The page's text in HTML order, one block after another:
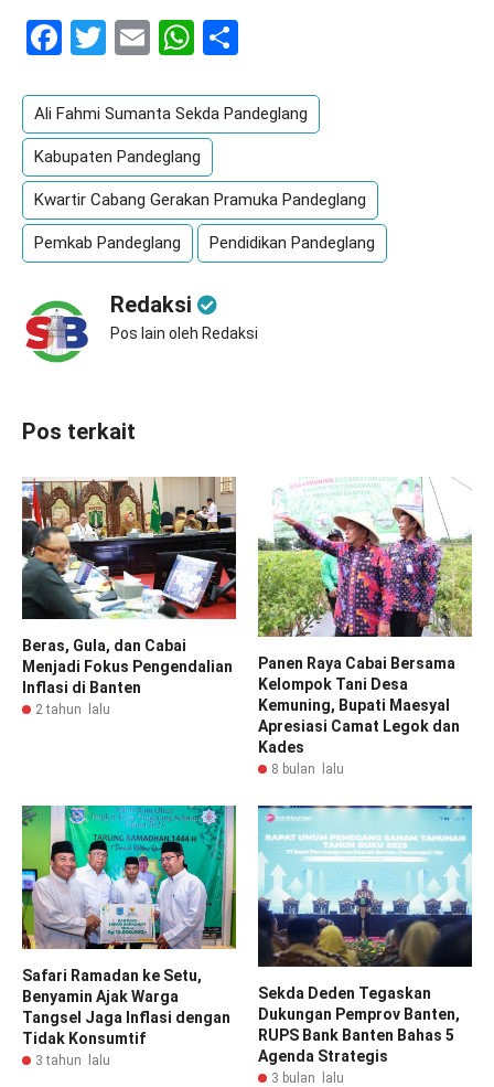
Facebook
Twitter
EmailWhatsApp
Ali Fahmi Sumanta Sekda Pandeglang
Kabupaten Pandeglang
Kwartir Cabang Gerakan Pramuka Pandeglang
Pemkab Pandeglang Pendidikan Pandeglang
Redaksi
Pos lain oleh Redaksi
Pos terkait
Beras, Gula, dan Cabai
Menjadi Fokus Pengendalian
Inflasi di Banten
2 tahun lalu
Panen Raya Cabai Bersama
Kelompok Tani Desa
Kemuning, Bupati Maesyal
Apresiasi Camat Legok dan
Kades
8 bulan lalu
Safari Ramadan ke Setu,
Benyamin Ajak Warga
Tangsel Jaga Inflasi dengan
Tidak Konsumtif
3 tahun lalu
Sekda Deden Tegaskan
Dukungan Pemprov Banten,
RUPS Bank Banten Bahas 5
Agenda Strategis
3 bulan lalu